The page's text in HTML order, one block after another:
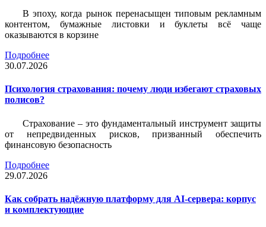
В эпоху, когда рынок перенасыщен типовым рекламным
контентом, бумажные листовки и буклеты всё чаще
оказываются в корзине
Подробнее
30.07.2026
Психология страхования: почему люди избегают страховых
полисов?
Страхование – это фундаментальный инструмент защиты
от непредвиденных рисков, призванный обеспечить
финансовую безопасность
Подробнее
29.07.2026
Как собрать надёжную платформу для AI-сервера: корпус
и комплектующие